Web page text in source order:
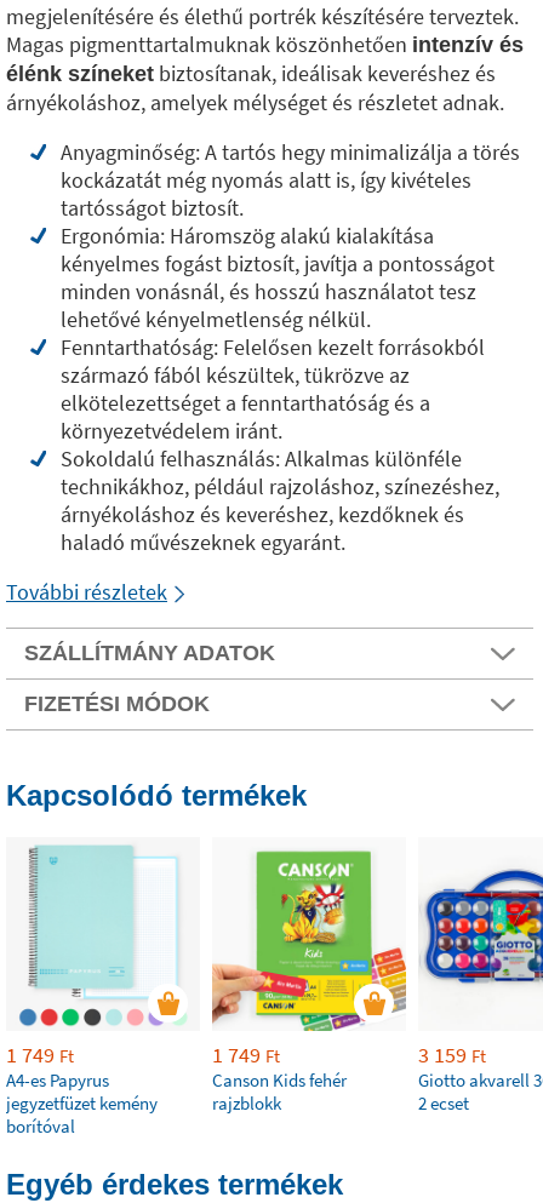
megjelenítésére és élethű portrék készítésére terveztek.
Magas pigmenttartalmuknak köszönhetően intenzív és
élénk színeket biztosítanak, ideálisak keveréshez és
árnyékoláshoz, amelyek mélységet és részletet adnak.
Anyagminőség: A tartós hegy minimalizálja a törés
kockázatát még nyomás alatt is, így kivételes
tartósságot biztosít.
Ergonómia: Háromszög alakú kialakítása
kényelmes fogást biztosít, javítja a pontosságot
minden vonásnál, és hosszú használatot tesz
lehetővé kényelmetlenség nélkül.
Fenntarthatóság: Felelősen kezelt forrásokból
származó fából készültek, tükrözve az
elkötelezettséget a fenntarthatóság és a
környezetvédelem iránt.
Sokoldalú felhasználás: Alkalmas különféle
technikákhoz, például rajzoláshoz, színezéshez,
árnyékoláshoz és keveréshez, kezdőknek és
haladó művészeknek egyaránt.
További részletek
SZÁLLÍTMÁNY ADATOK
FIZETÉSI MÓDOK
Kapcsolódó termékek
1 749 Ft
A4-es Papyrus
jegyzetfüzet kemény
borítóval
1 749 Ft
Canson Kids fehér
rajzblokk
3 159 Ft
Giotto akvarell
2 ecset
Egyéb érdekes termékek